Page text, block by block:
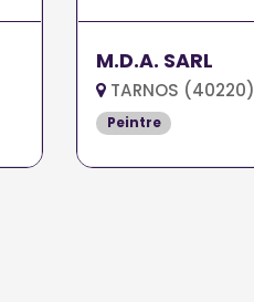
M.D.A. SARL
TARNOS (40220)
Peintre